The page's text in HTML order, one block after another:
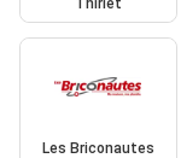
Thiriet
Les Briconautes